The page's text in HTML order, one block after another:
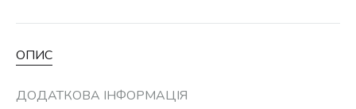
ОПИС
ДОДАТКОВА ІНФОРМАЦІЯ